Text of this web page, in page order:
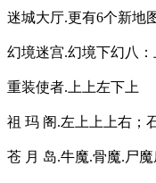
迷城大厅.更有6个新地
幻境迷宫.幻境下幻八
重装使者.上上左下上
祖 玛 阁.左上上上右；
苍 月 岛.牛魔.骨魔.尸